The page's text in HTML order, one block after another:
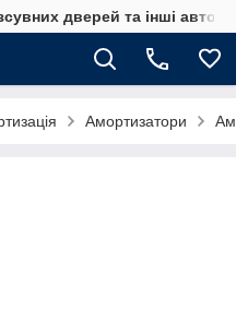
дверей та інші
Амортизатори